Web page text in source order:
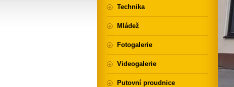
Technika
Mládež
Fotogalerie
Videogalerie
Putovní proudnice